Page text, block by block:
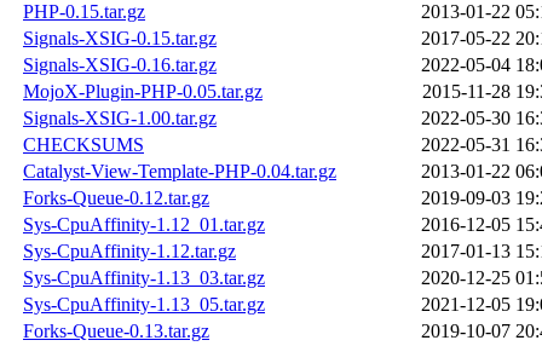
PHP-0.15.tar.gz
2013-01-22
Signals-XSIG-0.15.tar.gz
2017-05-22
Signals-XSIG-0.16.tar.gz
2022-05-04
MojoX-Plugin-PHP-0.05.tar.gz
2015-11-28
Signals-XSIG-1.00.tar.gz
2022-05-30
CHECKSUMS
2022-05-31
Catalyst-View-Template-PHP-0.04.tar.gz
2013-01-22
Forks-Queue-0.12.tar.gz
2019-09-03
Sys-CpuAffinity-1.12_01.tar.gz
2016-12-05
Sys-CpuAffinity-1.12.tar.gz
2017-01-13
Sys-CpuAffinity-1.13_03.tar.gz
2020-12-25
Sys-CpuAffinity-1.13_05.tar.gz
2021-12-05
Forks-Queue-0.13.tar.gz
2019-10-07